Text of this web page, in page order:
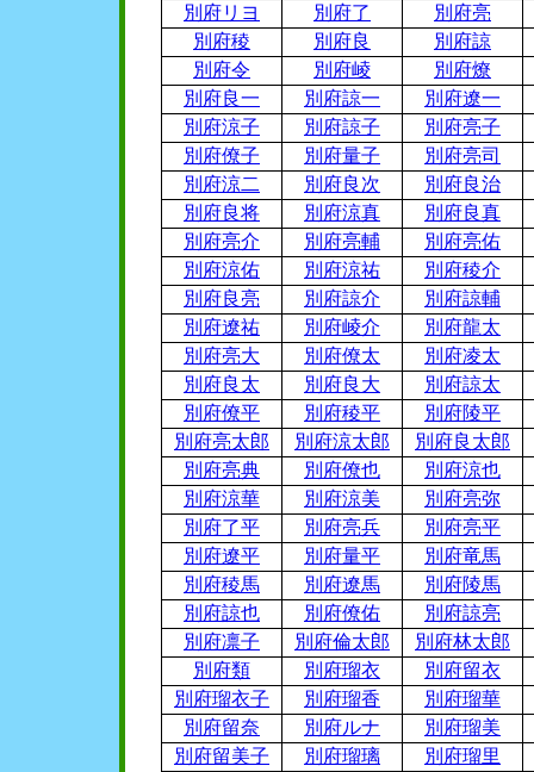
別府リヨ
別府了
別府亮
別府稜
別府良
別府諒
別府令
別府崚
別府燎
別府良一
別府諒一
別府遼一
別府涼子
別府諒子
別府亮子
別府僚子
別府量子
別府亮司
別府涼二
別府良次
別府良治
別府良将
別府涼真
別府良真
別府亮介
別府亮輔
別府亮佑
別府涼佑
別府涼祐
別府稜介
別府良亮
別府諒介
別府諒輔
別府遼祐
別府崚介
別府龍太
別府亮大
別府僚太
別府凌太
別府良太
別府良大
別府諒太
別府僚平
別府稜平
別府陵平
別府亮太郎
別府涼太郎
別府良太郎
別府亮典
別府僚也
別府涼也
別府涼華
別府涼美
別府亮弥
別府了平
別府亮兵
別府亮平
別府遼平
別府量平
別府竜馬
別府稜馬
別府遼馬
別府陵馬
別府諒也
別府僚佑
別府諒亮
別府凛子
別府倫太郎
別府林太郎
別府類
別府瑠衣
別府留衣
別府瑠衣子
別府瑠香
別府瑠華
別府留奈
別府ルナ
別府瑠美
別府留美子
別府瑠璃
別府瑠里